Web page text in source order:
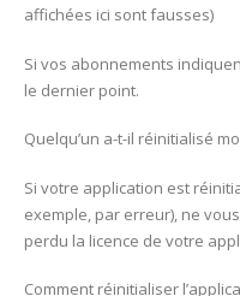
affichées ici sont fausses)
Si vos abonnements
le dernier point.
Quelqu’un a-t-il réinitialisé
Si votre application est
exemple, par erreur), ne
perdu la licence de votre
Comment réinitialiser